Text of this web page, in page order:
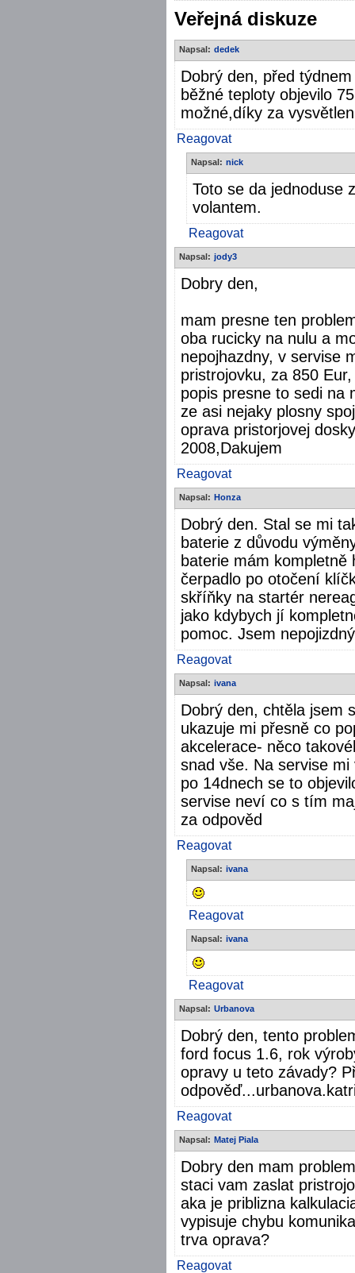
Veřejná diskuze
Napsal: dedek
Dobrý den, před
běžné teploty objevilo
možné,díky za
Reagovat
Napsal: nick
Toto se da jednoduse
volantem.
Reagovat
Napsal: jody3
Dobry den,
mam presne ten
oba rucicky na nulu a
nepojhazdny, v servise
pristrojovku, za 850
popis presne to sedi na
ze asi nejaky plosny
oprava pristorjovej
2008,Dakujem
Reagovat
Napsal: Honza
Dobrý den. Stal se mi
baterie z důvodu
baterie mám
čerpadlo po otočení
skříňky na startér
jako kdybych jí
pomoc. Jsem
Reagovat
Napsal: ivana
Dobrý den, chtěla jsem
ukazuje mi přesně co
akcelerace- něco
snad vše. Na servise
po 14dnech se to
servise neví co s tím
za odpověd
Reagovat
Napsal: ivana
Reagovat
Napsal: ivana
Reagovat
Napsal: Urbanova
Dobrý den, tento
ford focus 1.6, rok
opravy u teto závady?
Reagovat
Napsal: Matej Piala
Dobry den mam
staci vam zaslat
aka je priblizna
vypisuje chybu
trva oprava?
Reagovat